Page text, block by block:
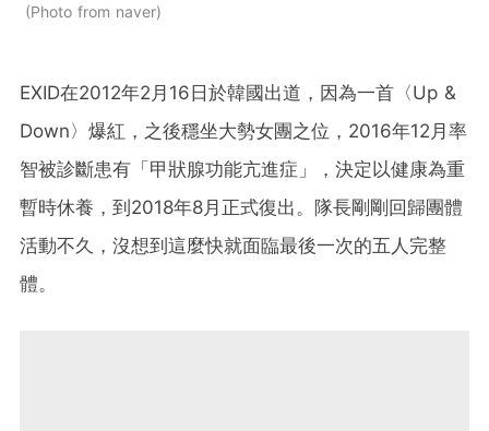
Photo from naver
EXID在2012年2月16日於韓國出道，因為一首〈Up &
Down〉爆紅，之後穩坐大勢女團之位，2016年12月率
智被診斷患有「甲狀腺功能亢進症」，決定以健康為重
暫時休養，到2018年8月正式復出。隊長剛剛回歸團體
活動不久，沒想到這麼快就面臨最後一次的五人完整
體。